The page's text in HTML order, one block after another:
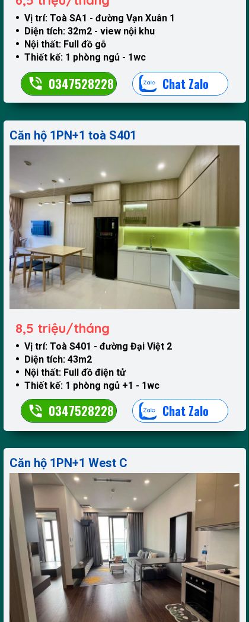
Vị trí: Toà SA1 - đường Vạn Xuân 1
Diện tích: 32m2 - view nội khu
Nội thất: Full đồ gỗ
Thiết kế: 1 phòng ngủ - 1wc
0347528228 Chat Zalo
8,5 triệu/tháng
Vị trí: Toà S401 - đường Đại Việt 2
Diện tích: 43m2
Nội thất: Full đồ điện tử
Thiết kế: 1 phòng ngủ +1 - 1wc
Căn hộ 1PN+1 toà S401
0347528228 Chat Zalo
Căn hộ 1PN+1 West C